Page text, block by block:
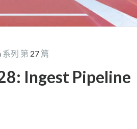
系列 第 27 篇
Ingest Pipeline